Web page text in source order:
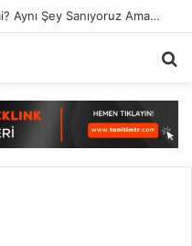
Kilo Vermek mi, Yağ Vermek mi? Aynı Şey Sanıyoruz Ama Değil!